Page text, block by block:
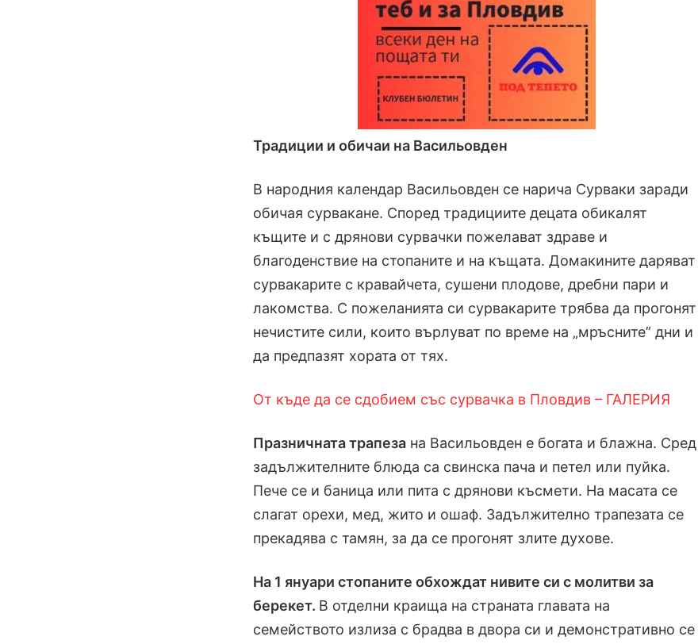
Традиции и обичаи на Васильовден
В народния календар Васильовден се нарича Сурваки заради
обичая сурвакане. Според традициите децата обикалят
къщите и с дрянови сурвачки пожелават здраве и
благоденствие на стопаните и на къщата. Домакините даряват
сурвакарите с кравайчета, сушени плодове, дребни пари и
лакомства. С пожеланията си сурвакарите трябва да прогонят
нечистите сили, които върлуват по време на „мръсните” дни и
да предпазят хората от тях.
От къде да се сдобием със сурвачка в Пловдив – ГАЛЕРИЯ
Празничната трапеза на Васильовден е богата и блажна. Сред
задължителните блюда са свинска пача и петел или пуйка.
Пече се и баница или пита с дрянови късмети. На масата се
слагат орехи, мед, жито и ошаф. Задължително трапезата се
прекадява с тамян, за да се прогонят злите духове.
На 1 януари стопаните обхождат нивите си с молитви за
берекет. В отделни краища на страната главата на
семейството излиза с брадва в двора си и демонстративно се